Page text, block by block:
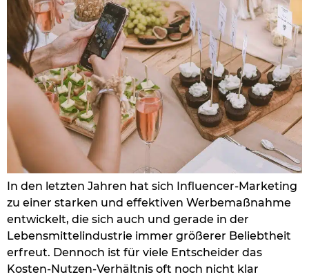
In den letzten Jahren hat sich Influencer-Marketing
zu einer starken und effektiven Werbemaßnahme
entwickelt, die sich auch und gerade in der
Lebensmittelindustrie immer größerer Beliebtheit
erfreut. Dennoch ist für viele Entscheider das
Kosten-Nutzen-Verhältnis oft noch nicht klar